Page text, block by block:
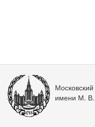
имени М.